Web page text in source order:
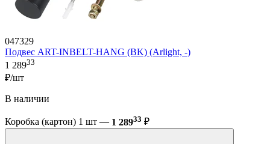
047329
Подвес ART-INBELT-HANG (BK) (Arlight, -)
1 28933
₽/шт
В наличии
Коробка (картон) 1 шт — 1 28933 ₽